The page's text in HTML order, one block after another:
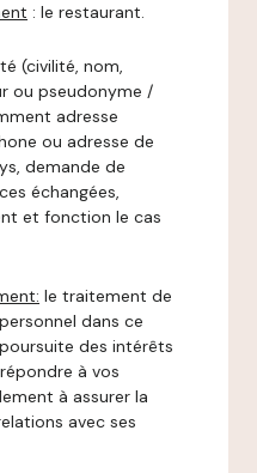
: le restaurant.
(civilité, nom,
ou pseudonyme /
adresse
ou adresse de
demande de
échangées,
et fonction le cas
le traitement de
dans ce
des intérêts
à vos
à assurer la
avec ses